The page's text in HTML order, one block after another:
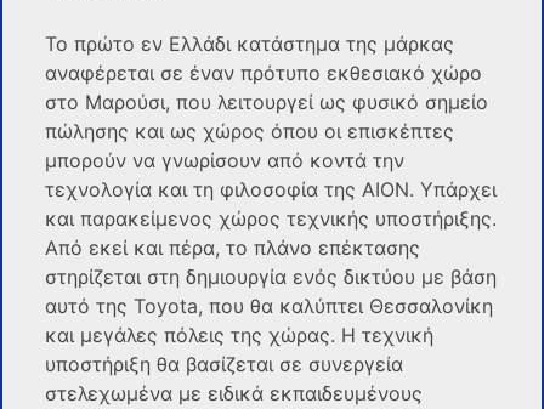
Το πρώτο εν Ελλάδι κατάστημα της μάρκας
αναφέρεται σε έναν πρότυπο εκθεσιακό χώρο
στο Μαρούσι, που λειτουργεί ως φυσικό σημείο
πώλησης και ως χώρος όπου οι επισκέπτες
μπορούν να γνωρίσουν από κοντά την
τεχνολογία και τη φιλοσοφία της AION. Υπάρχει
και παρακείμενος χώρος τεχνικής υποστήριξης.
Από εκεί και πέρα, το πλάνο επέκτασης
στηρίζεται στη δημιουργία ενός δικτύου με βάση
αυτό της Toyota, που θα καλύπτει Θεσσαλονίκη
και μεγάλες πόλεις της χώρας. Η τεχνική
υποστήριξη θα βασίζεται σε συνεργεία
στελεχωμένα με ειδικά εκπαιδευμένους